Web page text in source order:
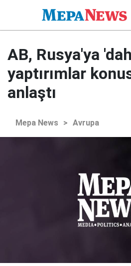
AB, Rusya'ya
yaptırımlar
anlaştı
Mepa News > Avrupa